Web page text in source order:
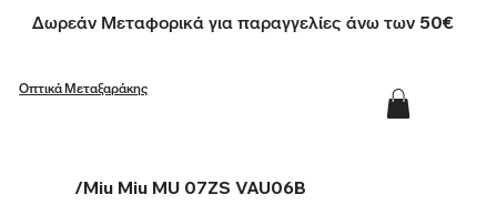
Δωρεάν Μεταφορικά για παραγγελίες άνω των 50€
Οπτικά Μεταξαράκης
/Miu Miu MU 07ZS VAU06B